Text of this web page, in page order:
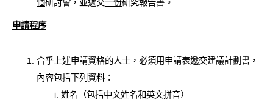
個研討會，並遞交一份研究報告書。
申請程序
合乎上述申請資格的人士，必須用申請表遞交建議計劃書，
內容包括下列資料：
姓名（包括中文姓名和英文拼音）